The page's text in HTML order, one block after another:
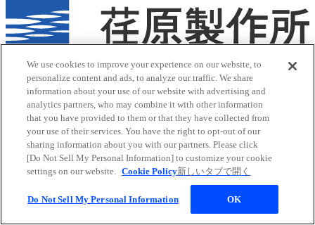
お問い合わせはこちら
クッキーポリシー
サイトマップ
サイトのご利用にあたって
荏原グループ 個人情報保護方針（プライバシーポリシー）
ソーシャルメディアポリシー
ウェブアクセシビリティポリシー
Youtube 新しいタブで開く
Facebook 新しいタブで開く
We use cookies to improve your experience on our website, to
personalize content and ads, to analyze our traffic. We share
information about your use of our website with advertising and
analytics partners, who may combine it with other information
that you have provided to them or that they have collected from
your use of their services. You have the right to opt-out of our
sharing information about you with our partners. Please click
[Do Not Sell My Personal Information] to customize your cookie
settings on our website. Cookie Policy新しいタブで開く
Do Not Sell My Personal Information OK